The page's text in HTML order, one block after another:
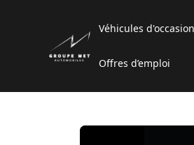
Véhicules d'occasion
Offres d’emploi